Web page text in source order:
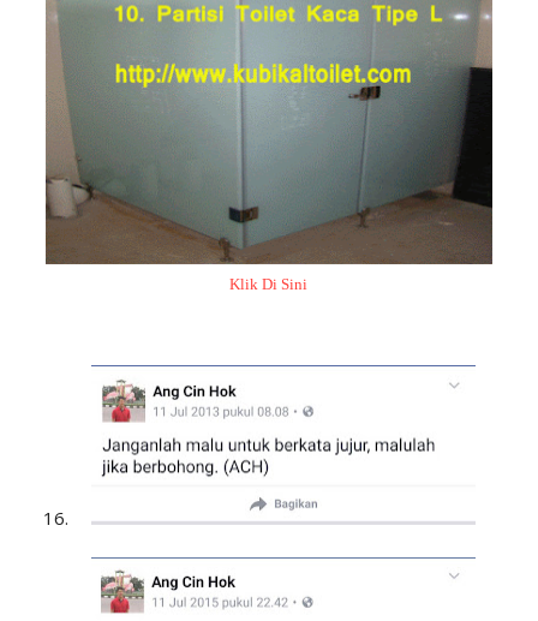
Klik Di Sini
16.